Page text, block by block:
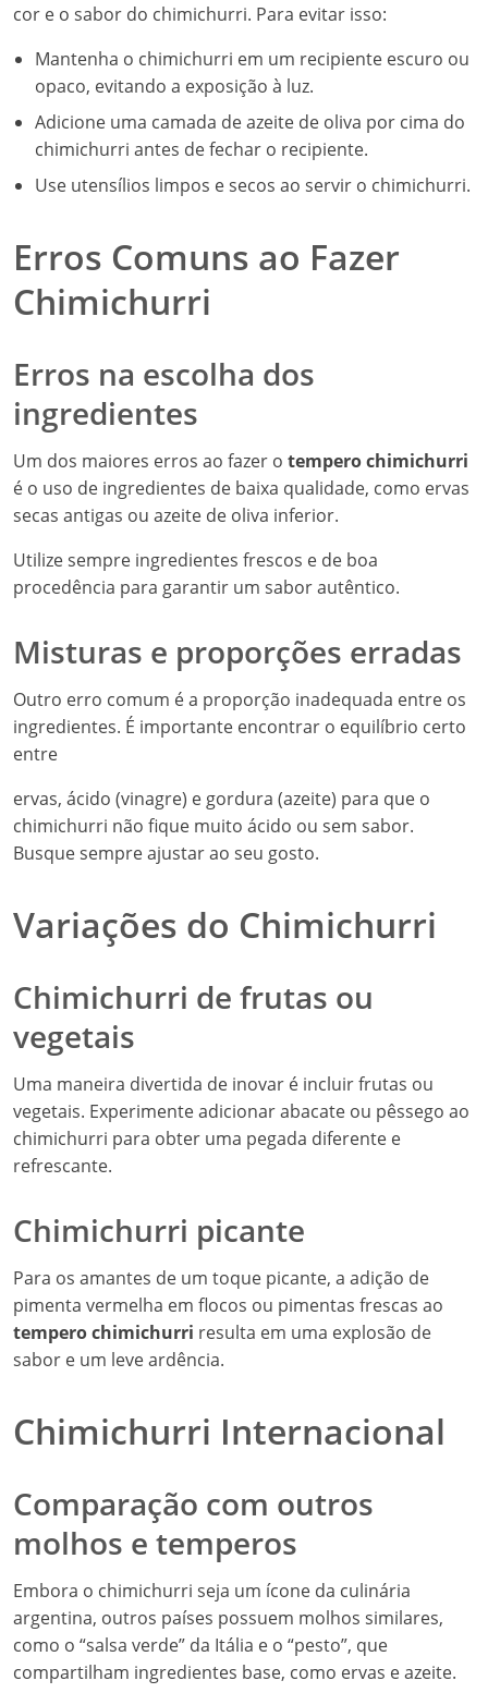
cor e o sabor do chimichurri. Para evitar isso:
Mantenha o chimichurri em um recipiente escuro ou
opaco, evitando a exposição à luz.
Adicione uma camada de azeite de oliva por cima do
chimichurri antes de fechar o recipiente.
Use utensílios limpos e secos ao servir o chimichurri.
Erros Comuns ao Fazer
Chimichurri
Erros na escolha dos
ingredientes
Um dos maiores erros ao fazer o tempero chimichurri
é o uso de ingredientes de baixa qualidade, como ervas
secas antigas ou azeite de oliva inferior.
Utilize sempre ingredientes frescos e de boa
procedência para garantir um sabor autêntico.
Misturas e proporções erradas
Outro erro comum é a proporção inadequada entre os
ingredientes. É importante encontrar o equilíbrio certo
entre
ervas, ácido (vinagre) e gordura (azeite) para que o
chimichurri não fique muito ácido ou sem sabor.
Busque sempre ajustar ao seu gosto.
Variações do Chimichurri
Chimichurri de frutas ou
vegetais
Uma maneira divertida de inovar é incluir frutas ou
vegetais. Experimente adicionar abacate ou pêssego ao
chimichurri para obter uma pegada diferente e
refrescante.
Chimichurri picante
Para os amantes de um toque picante, a adição de
pimenta vermelha em flocos ou pimentas frescas ao
tempero chimichurri resulta em uma explosão de
sabor e um leve ardência.
Chimichurri Internacional
Comparação com outros
molhos e temperos
Embora o chimichurri seja um ícone da culinária
argentina, outros países possuem molhos similares,
como o “salsa verde” da Itália e o “pesto”, que
compartilham ingredientes base, como ervas e azeite.